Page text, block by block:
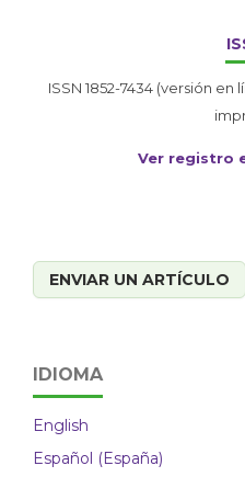
ISSN 1852-7434 (versión en
Ver registro
ENVIAR UN ARTÍCULO
IDIOMA
English
Español (España)